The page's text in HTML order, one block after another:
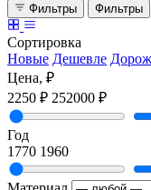
Фильтры Фильтры
Сортировка
Новые Дешевле
Цена, ₽
2250 ₽ 252000 ₽
Год
1770 1960